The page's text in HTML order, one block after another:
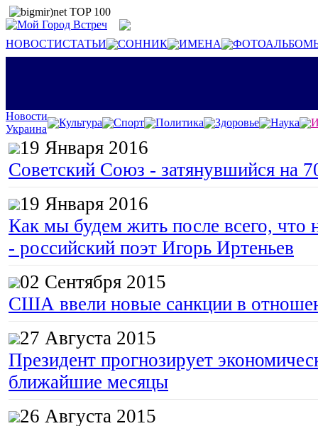
НОВОСТИСТАТЬИ СОННИК ИМЕНА
Новости
Украина
Культура Спорт Политика Здоровье Наука
19 Января 2016
Советский Союз - затянувшийся на
19 Января 2016
Как мы будем жить после всего, что
- российский поэт Игорь Иртеньев
02 Сентября 2015
США ввели новые санкции в
27 Августа 2015
Президент прогнозирует
ближайшие месяцы
26 Августа 2015